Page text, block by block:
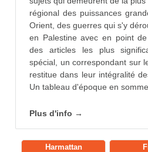
régional des puissances
Orient, des guerres qui s'y
en Palestine avec en point
des articles les plus
spécial, un correspondant sur
restitue dans leur intégralité
Un tableau d'époque en somme.
Plus d'info →
Harmattan